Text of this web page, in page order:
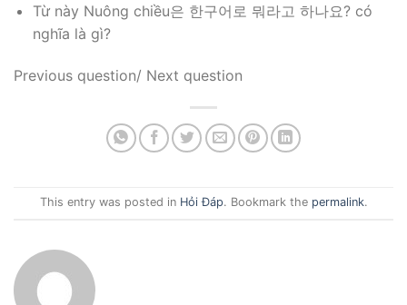
Từ này Nuông chiều은 한구어로 뭐라고 하나요? có
nghĩa là gì?
Previous question/ Next question
This entry was posted in Hỏi Đáp. Bookmark the permalink.